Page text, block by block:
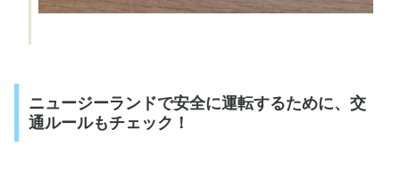
ニュージーランドで安全に運転するために、交
通ルールもチェック！